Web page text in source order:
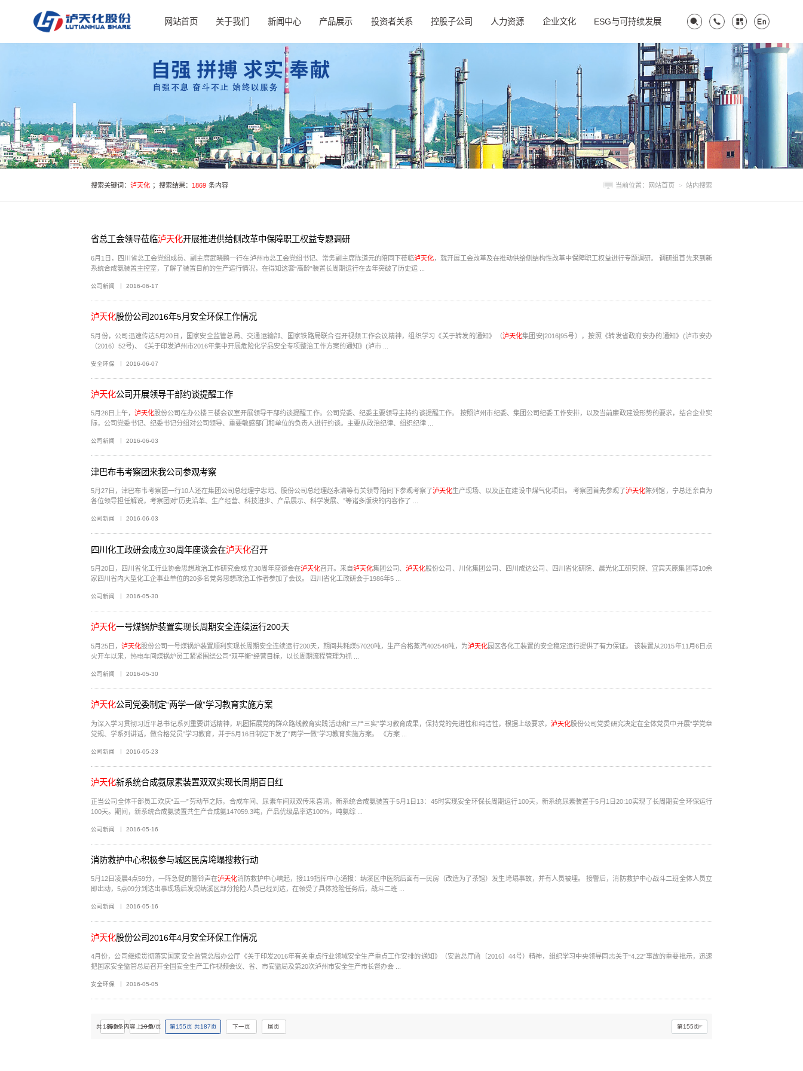
网站首页 关于我们 新闻中心 产品展示 投资者关系 控股子公司 人力资源 企业文化 ESG与可持续发展
搜索关键词： 泸天化 ；搜索结果： 1869 条内容 当前位置： 网站首页 > 站内搜索
省总工会领导莅临泸天化开展推进供给侧改革中保障职工权益专题调研
6月1日，四川省总工会党组成员、副主席武晓鹏一行在泸州市总工会党组书记、常务副主席陈道元的陪同下莅临泸天化，就开展工会改革及在推动供给侧结构性改革中保障职工权益进行专题调研。 调研组首先来到新
系统合成氨装置主控室，了解了装置目前的生产运行情况，在得知这套“高龄”装置长周期运行在去年突破了历史运 ...
公司新闻 2016-06-17
泸天化股份公司2016年5月安全环保工作情况
5月份，公司迅速传达5月20日，国家安全监管总局、交通运输部、国家铁路局联合召开视频工作会议精神，组织学习《关于转发的通知》（泸天化集团安[2016]95号），按照《转发省政府安办的通知》(泸市安办
（2016）52号)、《关于印发泸州市2016年集中开展危险化学品安全专项整治工作方案的通知》(泸市 ...
安全环保 2016-06-07
泸天化公司开展领导干部约谈提醒工作
5月26日上午， 泸天化股份公司在办公楼三楼会议室开展领导干部约谈提醒工作。公司党委、纪委主要领导主持约谈提醒工作。 按照泸州市纪委、集团公司纪委工作安排，以及当前廉政建设形势的要求，结合企业实
际，公司党委书记、纪委书记分组对公司领导、重要敏感部门和单位的负责人进行约谈。主要从政治纪律、组织纪律 ...
公司新闻 2016-06-03
津巴布韦考察团来我公司参观考察
5月27日，津巴布韦考察团一行10人还在集团公司总经理宁忠培、股份公司总经理赵永清等有关领导陪同下参观考察了泸天化 生产现场、以及正在建设中煤气化项目。 考察团首先参观了泸天化陈列馆，宁总还亲自为
各位领导担任解说，考察团对“历史沿革、生产经营、科技进步、产品展示、科学发展、”等诸多版块的内容作了 ...
公司新闻 2016-06-03
四川化工政研会成立30周年座谈会在泸天化召开
5月20日，四川省化工行业协会思想政治工作研究会成立30周年座谈会在泸天化召开。来自泸天化集团公司、 泸天化股份公司、川化集团公司、四川成达公司、四川省化研院、晨光化工研究院、宜宾天原集团等10余
家四川省内大型化工企事业单位的20多名党务思想政治工作者参加了会议。 四川省化工政研会于1986年5 ...
公司新闻 2016-05-30
泸天化一号煤锅炉装置实现长周期安全连续运行200天
5月25日， 泸天化股份公司一号煤锅炉装置顺利实现长周期安全连续运行200天，期间共耗煤57020吨，生产合格蒸汽402548吨，为泸天化园区各化工装置的安全稳定运行提供了有力保证。 该装置从2015年11月6日点
火开车以来，热电车间煤锅炉员工紧紧围绕公司“双平衡”经营目标，以长周期流程管理为抓 ...
公司新闻 2016-05-30
泸天化公司党委制定“两学一做”学习教育实施方案
为深入学习贯彻习近平总书记系列重要讲话精神，巩固拓展党的群众路线教育实践活动和“三严三实”学习教育成果，保持党的先进性和纯洁性，根据上级要求， 泸天化股份公司党委研究决定在全体党员中开展“学党章
党规、学系列讲话，做合格党员”学习教育，并于5月16日制定下发了“两学一做”学习教育实施方案。 《方案 ...
公司新闻 2016-05-23
泸天化新系统合成氨尿素装置双双实现长周期百日红
正当公司全体干部员工欢庆“五一”劳动节之际，合成车间、尿素车间双双传来喜讯，新系统合成氨装置于5月1日13：45时实现安全环保长周期运行100天，新系统尿素装置于5月1日20:10实现了长周期安全环保运行
100天。期间，新系统合成氨装置共生产合成氨147059.3吨，产品优级品率达100%，吨氨综 ...
公司新闻 2016-05-16
消防救护中心积极参与城区民房垮塌搜救行动
5月12日凌晨4点59分，一阵急促的警铃声在泸天化消防救护中心响起，接119指挥中心通报：纳溪区中医院后面有一民房（改造为了茶馆）发生垮塌事故，并有人员被埋。 接警后，消防救护中心战斗二班全体人员立
即出动，5点09分到达出事现场后发现纳溪区部分抢险人员已经到达，在领受了具体抢险任务后，战斗二班 ...
公司新闻 2016-05-16
泸天化股份公司2016年4月安全环保工作情况
4月份，公司继续贯彻落实国家安全监管总局办公厅《关于印发2016年有关重点行业领域安全生产重点工作安排的通知》（安监总厅函〔2016〕44号）精神，组织学习中央领导同志关于“4.22”事故的重要批示，迅速
把国家安全监管总局召开全国安全生产工作视频会议、省、市安监局及第20次泸州市安全生产市长督办会 ...
安全环保 2016-05-05
共1869条内容 10条/页
首页 上一页 第155页 共187页 下一页 尾页 第155页